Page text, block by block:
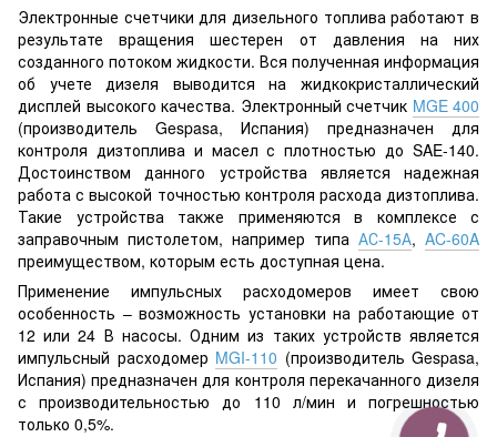
Электронные счетчики для дизельного топлива работают в
результате вращения шестерен от давления на них
созданного потоком жидкости. Вся полученная информация
об учете дизеля выводится на жидкокристаллический
дисплей высокого качества. Электронный счетчик MGE 400
(производитель Gespasa, Испания) предназначен для
контроля дизтоплива и масел с плотностью до SAE-140.
Достоинством данного устройства является надежная
работа с высокой точностью контроля расхода дизтоплива.
Такие устройства также применяются в комплексе с
заправочным пистолетом, например типа АС-15А, AC-60A
преимуществом, которым есть доступная цена.
Применение импульсных расходомеров имеет свою
особенность – возможность установки на работающие от
12 или 24 В насосы. Одним из таких устройств является
импульсный расходомер MGI-110 (производитель Gespasa,
Испания) предназначен для контроля перекачанного дизеля
с производительностью до 110 л/мин и погрешностью
только 0,5%.